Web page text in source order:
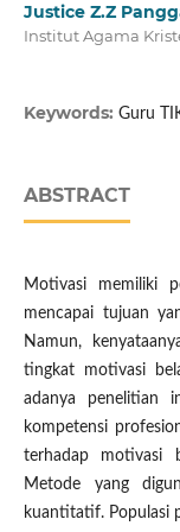
Justice Z.Z
Institut Agama
Keywords: Guru
ABSTRACT
Motivasi memiliki
mencapai tujuan
Namun,
tingkat motivasi
adanya penelitian
kompetensi
terhadap motivasi
Metode yang
kuantitatif. Populasi